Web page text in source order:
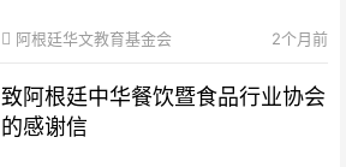
阿根廷华文教育基金会 2个月前
致阿根廷中华餐饮暨食品行业协会
的感谢信